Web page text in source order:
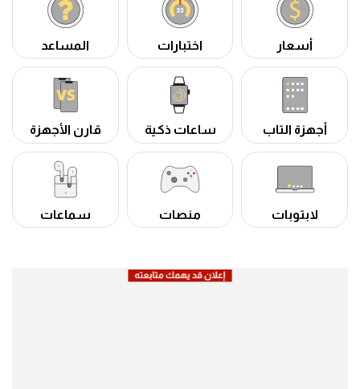
أسعار اختبارات المساعد
أجهزة التاب ساعات ذكية قارن الأجهزة
لابتوبات منصات سماعات